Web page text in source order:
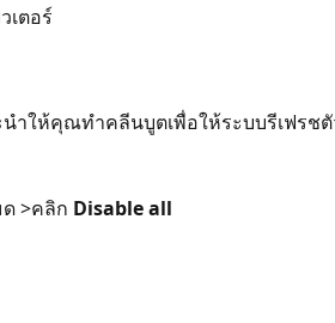
เตอร์
ำให้คุณทำคลีนบูตเพื่อให้ระบบรีเฟรช
>คลิก Disable all